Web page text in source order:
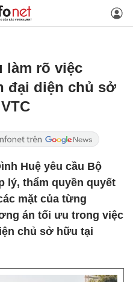
làm rõ việc
đại diện chủ sở
Huệ yêu cầu Bộ
lý, thẩm quyền quyết
mặt của từng
án tối ưu trong việc
chủ sở hữu tại